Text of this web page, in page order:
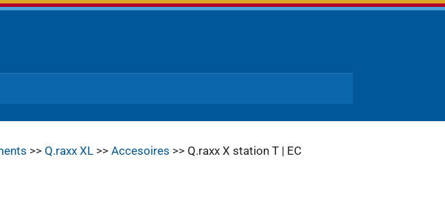
>> Q.raxx XL >>Accesoires >> Q.raxx X station T | EC